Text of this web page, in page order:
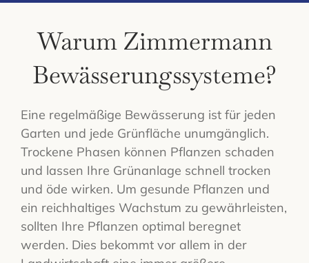
ANGEBOT EINHOLEN
Warum Zimmermann
Bewässerungssysteme?
Eine regelmäßige Bewässerung ist für jeden
Garten und jede Grünfläche unumgänglich.
Trockene Phasen können Pflanzen schaden
und lassen Ihre Grünanlage schnell trocken
und öde wirken. Um gesunde Pflanzen und
ein reichhaltiges Wachstum zu gewährleisten,
sollten Ihre Pflanzen optimal beregnet
werden. Dies bekommt vor allem in der